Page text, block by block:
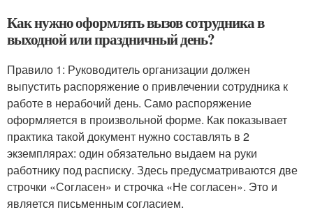
Как нужно оформлять вызов сотрудника в
выходной или праздничный день?
Правило 1: Руководитель организации должен
выпустить распоряжение о привлечении сотрудника к
работе в нерабочий день. Само распоряжение
оформляется в произвольной форме. Как показывает
практика такой документ нужно составлять в 2
экземплярах: один обязательно выдаем на руки
работнику под расписку. Здесь предусматриваются две
строчки «Согласен» и строчка «Не согласен». Это и
является письменным согласием.